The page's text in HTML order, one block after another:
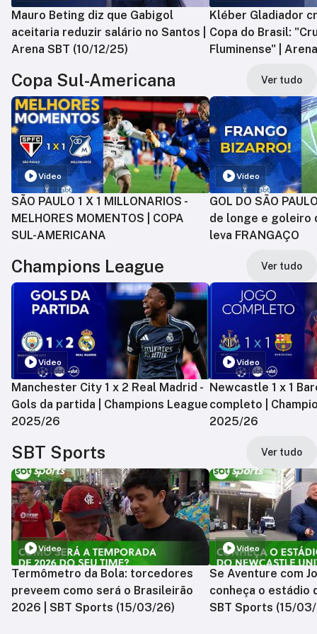
Mauro Beting diz que Gabigol
aceitaria reduzir salário no Santos |
Arena SBT (10/12/25)
Kléber Gladiador
Copa do Brasil:
Fluminense" |
Copa Sul-Americana Ver tudo
Vídeo
SÃO PAULO 1 X 1 MILLONARIOS -
MELHORES MOMENTOS | COPA
SUL-AMERICANA
Vídeo
GOL DO SÃO
de longe e goleiro
leva FRANGAÇO
Champions League Ver tudo
Vídeo
Manchester City 1 x 2 Real Madrid -
Gols da partida | Champions League
2025/26
Vídeo
Newcastle 1 x 1
completo |
2025/26
SBT Sports Ver tudo
Vídeo
Termômetro da Bola: torcedores
preveem como será o Brasileirão
2026 | SBT Sports (15/03/26)
Vídeo
Se Aventure com
conheça o estádio
SBT Sports (15/